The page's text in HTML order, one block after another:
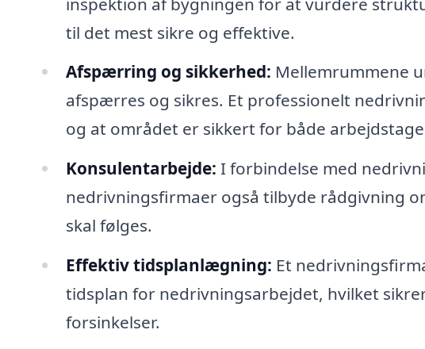
til det mest sikre og effektive.
Afspærring og sikkerhed: Mellemrummene
afspærres og sikres. Et professionelt
og at området er sikkert for både
Konsulentarbejde: I forbindelse med
nedrivningsfirmaer også tilbyde rådgivning
skal følges.
Effektiv tidsplanlægning: Et
tidsplan for nedrivningsarbejdet, hvilket
forsinkelser.